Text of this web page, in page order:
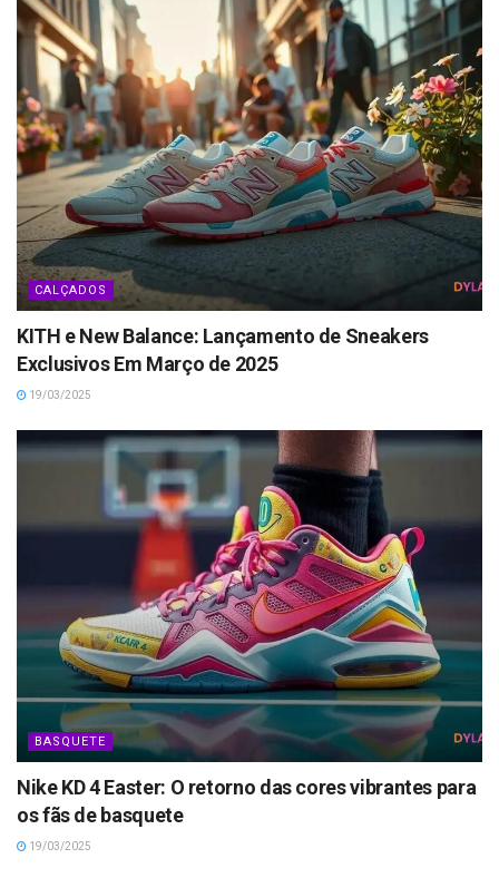
CALÇADOS
KITH e New Balance: Lançamento de Sneakers
Exclusivos Em Março de 2025
19/03/2025
BASQUETE
Nike KD 4 Easter: O retorno das cores vibrantes para
os fãs de basquete
19/03/2025